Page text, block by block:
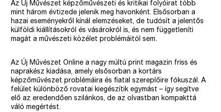
Az Új Művészet képzőművészeti és kritikai folyóirat több
mint három évtizede jelenik meg havonként. Elsősorban a
hazai eseményekről kínál elemzéseket, de tudósít a jelentős
külföldi kiállításokról és vásárokról is, és nem függetleníti
magát a művészeti közélet problémáitól sem.
Az Új Művészet Online a nagy múltú print magazin friss és
naprakész kiadása, amely elsősorban a kortárs
képzőművészet problémáira és fiatal szereplőire fókuszál. A
felület különböző rovatai kiegészítik egymást – így segítve
elő az eredendően szilánkos, de az olvastban kompakttá
váló megértést.